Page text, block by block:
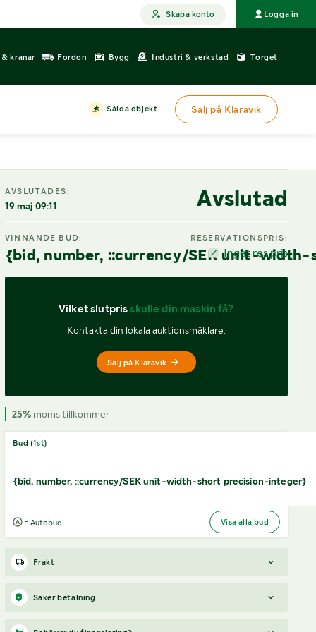
Skapa konto Logga in
kranar Fordon Bygg Industri & verkstad Torget
Sålda objekt Sälj på Klaravik
AVSLUTADES:
19 maj 09:11 Avslutad
VINNANDE BUD:
{bid, number, ::currency/SEK unit-
RESERVATIONSPRIS:
Inget res.pris
Vilket slutpris skulle din maskin få?
Kontakta din lokala auktionsmäklare.
Sälj på Klaravik
25%moms tillkommer
Bud (1st)
{bid, number, ::currency/SEK unit-width-short precision-integer}
= Autobud Visa alla bud
Frakt
Boka frakt?Det finns ingen specifik information om frakt
för just det här objektet, men om du skickar oss en förfrågan
via vårt
Säker betalning
När du vunnit en budgivning får du en faktura från Payex till